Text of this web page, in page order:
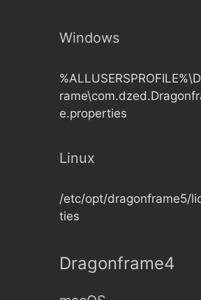
Windows
e.properties
Linux
/etc/opt/dragonframe5/
ties
Dragonframe4